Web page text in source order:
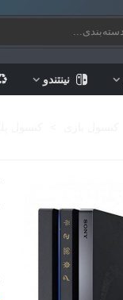
نینتندو